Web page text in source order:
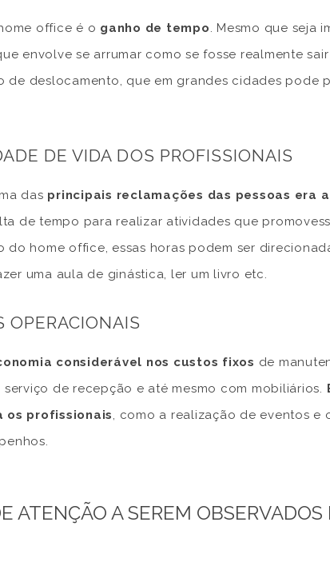
office é o ganho de tempo. Mesmo que seja
envolve se arrumar como se fosse realmente
de deslocamento, que em grandes cidades pode
DE VIDA DOS PROFISSIONAIS
das principais reclamações das pessoas era
de tempo para realizar atividades que
do home office, essas horas podem ser
uma aula de ginástica, ler um livro etc.
OPERACIONAIS
considerável nos custos fixos de
de recepção e até mesmo com mobiliários.
os profissionais, como a realização de eventos e
ATENÇÃO A SEREM